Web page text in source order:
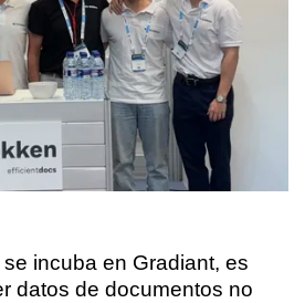
incuba en Gradiant, es
datos de documentos no